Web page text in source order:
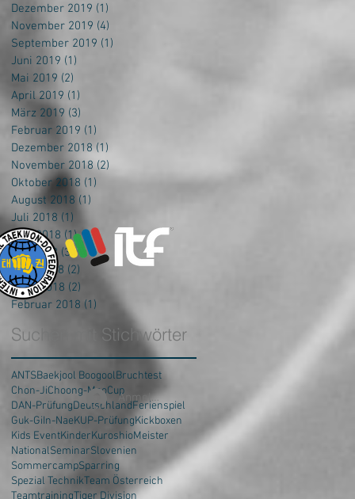
Dezember 2019 (1)
November 2019 (4)
September 2019 (1)
Juni 2019 (1)
Mai 2019 (2)
April 2019 (1)
März 2019 (3)
Februar 2019 (1)
Dezember 2018 (1)
November 2018 (2)
Oktober 2018 (1)
August 2018 (1)
Juli 2018 (1)
Juni 2018 (1)1 Beitrag
Mai 2018 (3) 3 Beiträge
April 2018 (2) 2 Beiträge
März 2018 (2)
Februar 2018 (1)
Suchen mit Stichwörter
ANTSBaekjool BoogoolBruchtest
Chon-JiChoong-MooCup
DAN-PrüfungDeutschlandFerienspiel
Guk-GiIn-NaeKUP-PrüfungKickboxen
Kids EventKinderKuroshioMeister
NationalSeminarSlovenien
SommercampSparring
Spezial TechnikTeam Österreich
TeamtrainingTiger Division
Anmelden